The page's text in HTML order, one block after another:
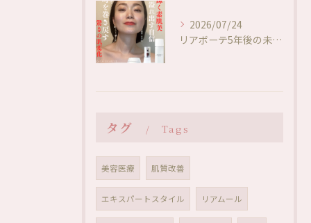
2026/07/24
リアボーテ5年後の未来❤️肌変化に驚き✨
タグ Tags
美容医療 肌質改善
エキスパートスタイル リアムール